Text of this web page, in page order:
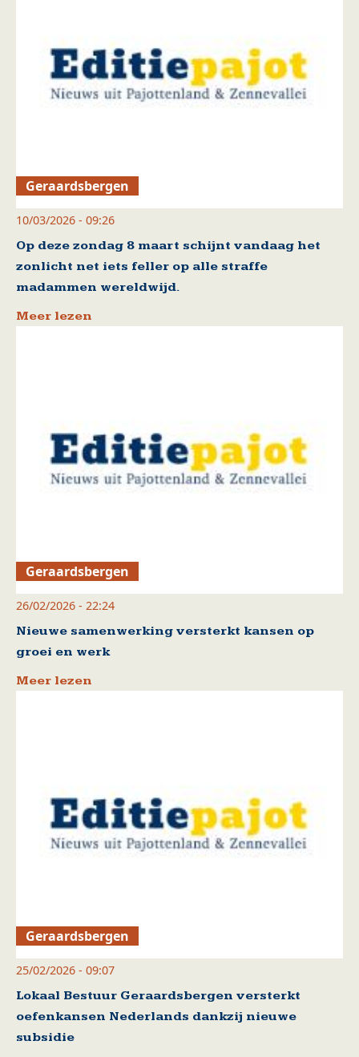
Geraardsbergen
10/03/2026 - 09:26
Op deze zondag 8 maart schijnt vandaag het
zonlicht net iets feller op alle straffe
madammen wereldwijd.
Meer lezen
Geraardsbergen
26/02/2026 - 22:24
Nieuwe samenwerking versterkt kansen op
groei en werk
Meer lezen
Geraardsbergen
25/02/2026 - 09:07
Lokaal Bestuur Geraardsbergen versterkt
oefenkansen Nederlands dankzij nieuwe
subsidie